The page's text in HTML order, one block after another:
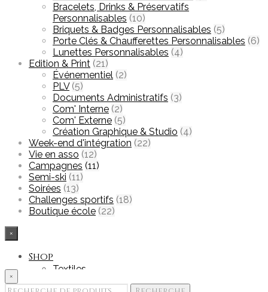
Bracelets, Drinks & Préservatifs
Personnalisables (10)
Briquets & Badges Personnalisables (5)
Porte Clés & Chaufferettes Personnalisables (6)
Lunettes Personnalisables (4)
Edition & Print (21)
Événementiel (2)
PLV (5)
Documents Administratifs (3)
Com' Interne (2)
Com' Externe (5)
Création Graphique & Studio (4)
Week-end d'intégration (22)
Vie en asso (12)
Campagnes (11)
Semi-ski (11)
Soirées (13)
Challenges sportifs (18)
Boutique école (22)
×
Shop
Textiles
×
Recherche